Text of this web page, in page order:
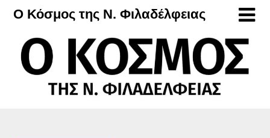
Μετάβαση
περιεχόμενο
Ο Κόσμος της Ν. Φιλαδέλφειας